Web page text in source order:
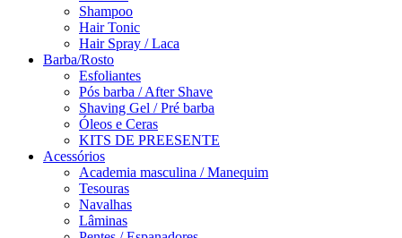
Shampoo
Hair Tonic
Hair Spray / Laca
Barba/Rosto
Esfoliantes
Pós barba / After Shave
Shaving Gel / Pré barba
Óleos e Ceras
KITS DE PREESENTE
Acessórios
Academia masculina / Manequim
Tesouras
Navalhas
Lâminas